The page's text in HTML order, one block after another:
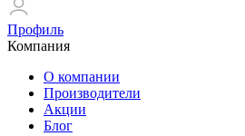
Профиль
Компания
О компании
Производители
Акции
Блог